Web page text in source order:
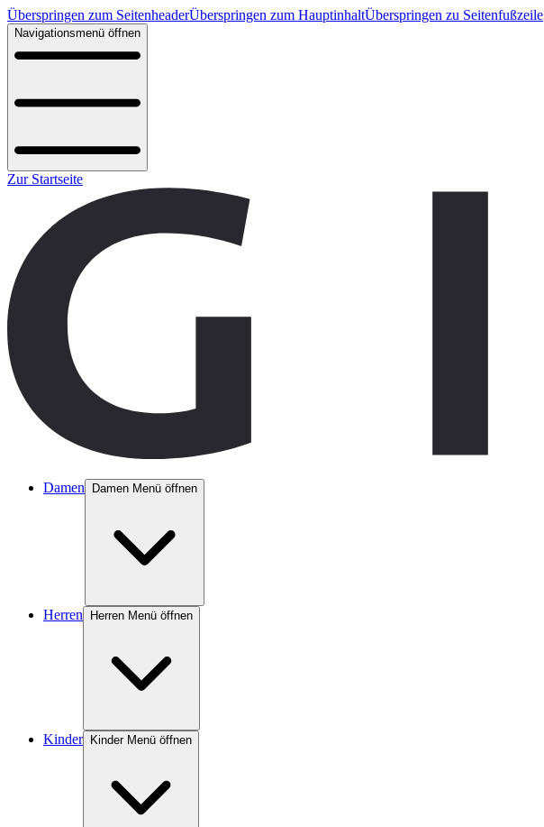
Überspringen zum SeitenheaderÜberspringen zum HauptinhaltÜberspringen zu Seitenfußzeile
Navigationsmenü öffnen
Zur Startseite
Damen Damen Menü öffnen
Herren Herren Menü öffnen
Kinder Kinder Menü öffnen